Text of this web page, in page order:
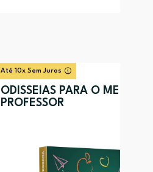
Até 10x Sem Juros
ODISSEIAS PARA O MELHOR
PROFESSOR